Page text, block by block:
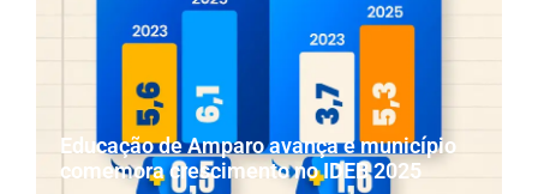
Educação de Amparo avança e município
comemora crescimento no IDEB 2025